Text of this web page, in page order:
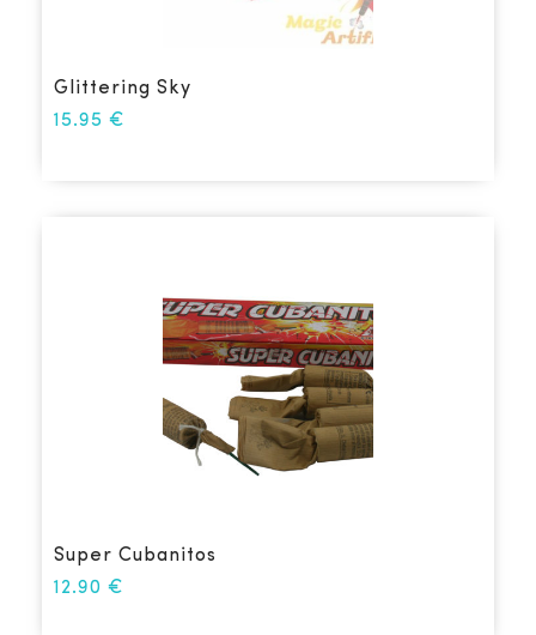
Glittering Sky
15.95 €
Super Cubanitos
12.90 €